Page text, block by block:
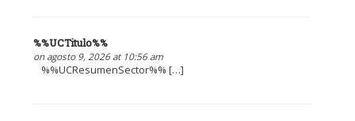
%%UCTitulo%%
on agosto 9, 2026 at 10:56 am
%%UCResumenSector%% […]